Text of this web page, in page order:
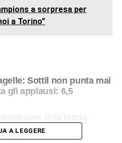
a sorpresa per
a Torino”
Sottil non punta mai
gli applausi: 6,5
sulle coppe
A LEGGERE